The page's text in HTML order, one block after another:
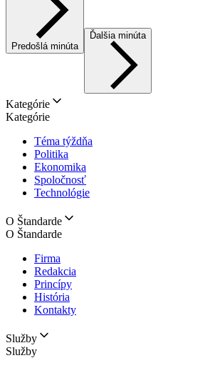
Predošlá minúta
Ďalšia minúta
Kategórie
Kategórie
Téma týždňa
Politika
Ekonomika
Spoločnosť
Technológie
O Štandarde
O Štandarde
Firma
Redakcia
Princípy
História
Kontakty
Služby
Služby